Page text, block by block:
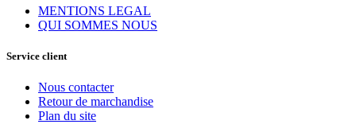
MENTIONS LEGAL
QUI SOMMES NOUS
Service client
Nous contacter
Retour de marchandise
Plan du site